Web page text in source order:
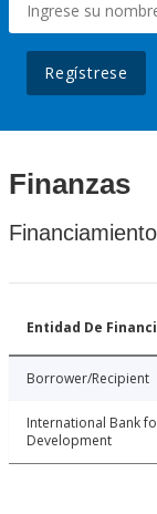
Regístrese
Finanzas
Entidad De
Borrower/Recipient
International Bank
Development